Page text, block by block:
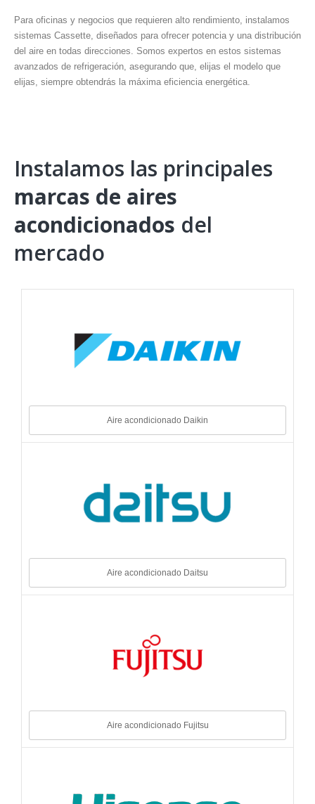
Para oficinas y negocios que requieren alto rendimiento, instalamos
sistemas Cassette, diseñados para ofrecer potencia y una distribución
del aire en todas direcciones. Somos expertos en estos sistemas
avanzados de refrigeración, asegurando que, elijas el modelo que
elijas, siempre obtendrás la máxima eficiencia energética.
Instalamos las principales
marcas de aires
acondicionados del
mercado
Aire acondicionado Daikin
Aire acondicionado Daitsu
Aire acondicionado Fujitsu